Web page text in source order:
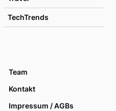
TechTrends
Team
Kontakt
Impressum / AGBs